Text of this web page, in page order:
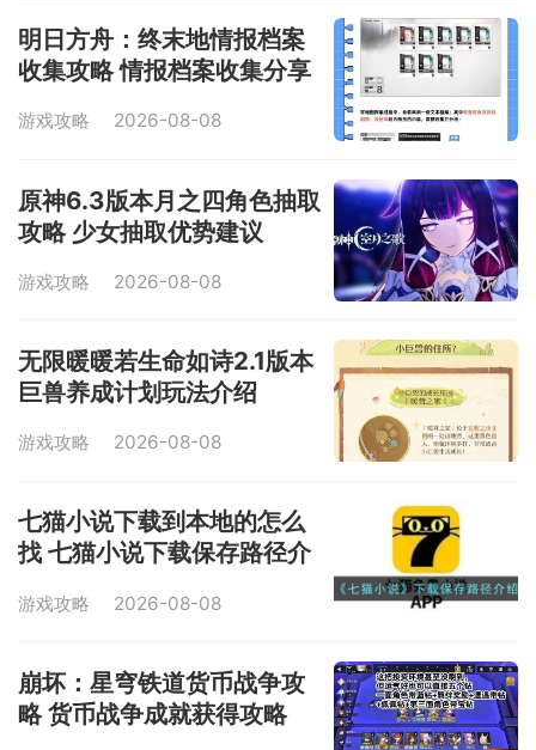
明日方舟：终末地情报档案
收集攻略 情报档案收集分享
游戏攻略 2026-08-08
原神6.3版本月之四角色抽取
攻略 少女抽取优势建议
游戏攻略 2026-08-08
无限暖暖若生命如诗2.1版本
巨兽养成计划玩法介绍
游戏攻略 2026-08-08
七猫小说下载到本地的怎么
找 七猫小说下载保存路径介
游戏攻略 2026-08-08
崩坏：星穹铁道货币战争攻
略 货币战争成就获得攻略